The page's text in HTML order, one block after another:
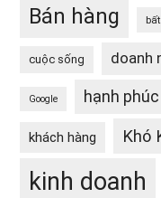
Bán hàng
cuộc sống doanh
Google hạnh phúc
khách hàng Khó
kinh doanh